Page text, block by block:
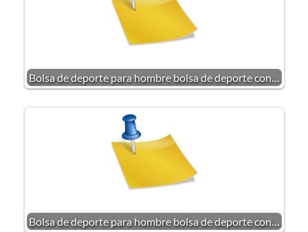
Bolsa de deporte para hombre bolsa de deporte con…
Bolsa de deporte para hombre bolsa de deporte con…